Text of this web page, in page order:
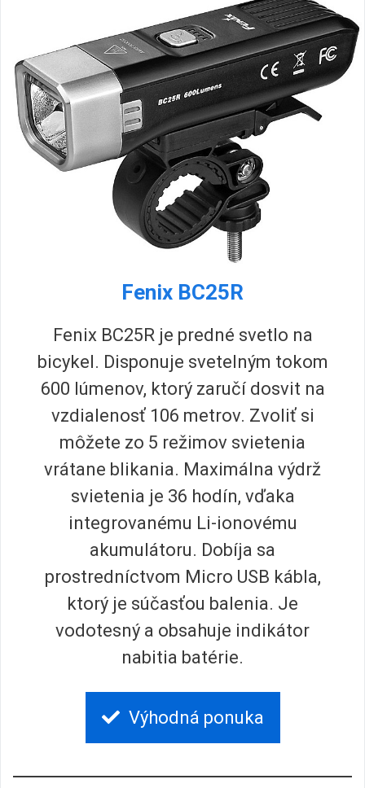
Fenix BC25R
Fenix BC25R je predné svetlo na
bicykel. Disponuje svetelným tokom
600 lúmenov, ktorý zaručí dosvit na
vzdialenosť 106 metrov. Zvoliť si
môžete zo 5 režimov svietenia
vrátane blikania. Maximálna výdrž
svietenia je 36 hodín, vďaka
integrovanému Li-ionovému
akumulátoru. Dobíja sa
prostredníctvom Micro USB kábla,
ktorý je súčasťou balenia. Je
vodotesný a obsahuje indikátor
nabitia batérie.
Výhodná ponuka